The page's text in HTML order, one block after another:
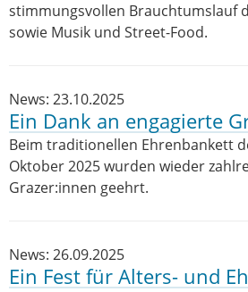
stimmungsvollen Brauchtumslauf
sowie Musik und Street-Food.
News: 23.10.2025
Ein Dank an engagierte
Beim traditionellen Ehrenbankett
Oktober 2025 wurden wieder
Grazer:innen geehrt.
News: 26.09.2025
Ein Fest für Alters- und